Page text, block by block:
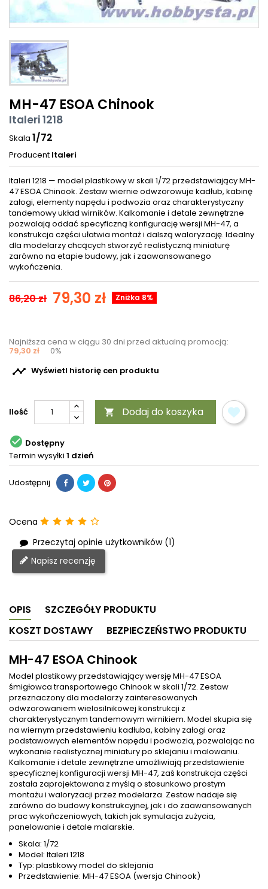
MH-47 ESOA Chinook
Italeri 1218
Skala 1/72
Producent Italeri
Italeri 1218 — model plastikowy w skali 1/72 przedstawiający MH-
47 ESOA Chinook. Zestaw wiernie odwzorowuje kadłub, kabinę
załogi, elementy napędu i podwozia oraz charakterystyczny
tandemowy układ wirników. Kalkomanie i detale zewnętrzne
pozwalają oddać specyficzną konfigurację wersji MH-47, a
konstrukcja części ułatwia montaż i dalszą waloryzację. Idealny
dla modelarzy chcących stworzyć realistyczną miniaturę
zarówno na etapie budowy, jak i zaawansowanego
wykończenia.
86,20 zł 79,30 zł Zniżka 8%
Najniższa cena w ciągu 30 dni przed aktualną promocją:
79,30 zł 0%
 Wyświetl historię cen produktu
Ilość  Dodaj do koszyka
 Dostępny
Termin wysyłki 1 dzień
Udostępnij
Ocena
Przeczytaj opinie użytkowników (1)
Napisz recenzję
OPIS
SZCZEGÓŁY PRODUKTU
KOSZT DOSTAWY
BEZPIECZEŃSTWO PRODUKTU
MH-47 ESOA Chinook
Model plastikowy przedstawiający wersję MH-47 ESOA
śmigłowca transportowego Chinook w skali 1/72. Zestaw
przeznaczony dla modelarzy zainteresowanych
odwzorowaniem wielosilnikowej konstrukcji z
charakterystycznym tandemowym wirnikiem. Model skupia się
na wiernym przedstawieniu kadłuba, kabiny załogi oraz
podstawowych elementów napędu i podwozia, pozwalając na
wykonanie realistycznej miniatury po sklejaniu i malowaniu.
Kalkomanie i detale zewnętrzne umożliwiają przedstawienie
specyficznej konfiguracji wersji MH-47, zaś konstrukcja części
została zaprojektowana z myślą o stosunkowo prostym
montażu i waloryzacji przez modelarza. Zestaw nadaje się
zarówno do budowy konstrukcyjnej, jak i do zaawansowanych
prac wykończeniowych, takich jak symulacja zużycia,
panelowanie i detale malarskie.
Skala: 1/72
Model: Italeri 1218
Typ: plastikowy model do sklejania
Przedstawienie: MH-47 ESOA (wersja Chinook)